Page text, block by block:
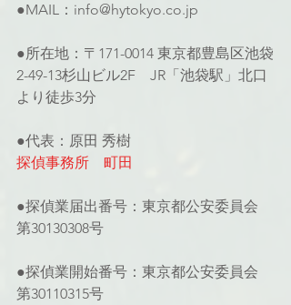
●MAIL：info@hytokyo.co.jp
●所在地：〒171-0014 東京都豊島区池袋
2-49-13杉山ビル2F　JR「池袋駅」北口
より徒歩3分
●代表：原田 秀樹
探偵事務所　町田
●探偵業届出番号：東京都公安委員会
第30130308号
●探偵業開始番号：東京都公安委員会
第30110315号